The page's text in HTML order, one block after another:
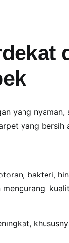
yang nyaman,
yang bersih
bakteri,